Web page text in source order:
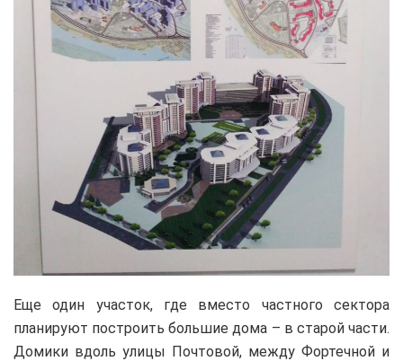
Еще один участок, где вместо частного сектора
планируют построить большие дома – в старой части.
Домики вдоль улицы Почтовой, между Фортечной и